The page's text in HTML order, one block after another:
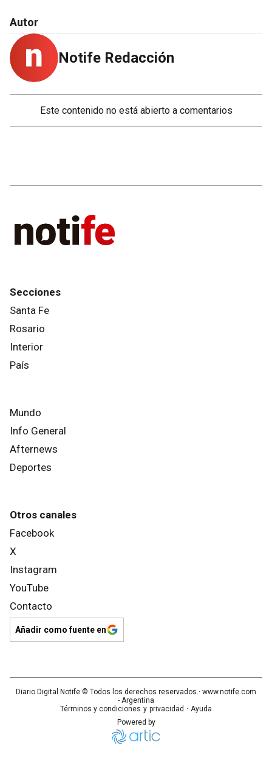
Autor
Notife Redacción
Este contenido no está abierto a comentarios
Secciones
Santa Fe
Rosario
Interior
País
Mundo
Info General
Afternews
Deportes
Otros canales
Facebook
X
Instagram
YouTube
Contacto
Añadir como fuente en
Diario Digital Notife © Todos los derechos reservados.· www.notife.com
- Argentina
Términos y condiciones y privacidad · Ayuda
Powered by